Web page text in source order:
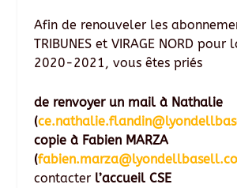
Afin de renouveler les
TRIBUNES et VIRAGE NORD pour
2020-2021, vous êtes priés
de renvoyer un mail à Nathalie
(
copie à Fabien MARZA
(
contacter l’accueil CSE